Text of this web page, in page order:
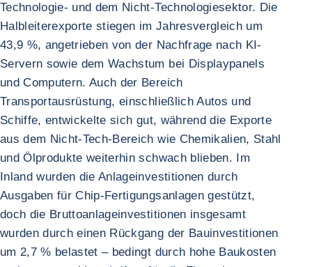
Technologie- und dem Nicht-Technologiesektor. Die
Halbleiterexporte stiegen im Jahresvergleich um
43,9 %, angetrieben von der Nachfrage nach KI-
Servern sowie dem Wachstum bei Displaypanels
und Computern. Auch der Bereich
Transportausrüstung, einschließlich Autos und
Schiffe, entwickelte sich gut, während die Exporte
aus dem Nicht-Tech-Bereich wie Chemikalien, Stahl
und Ölprodukte weiterhin schwach blieben. Im
Inland wurden die Anlageinvestitionen durch
Ausgaben für Chip-Fertigungsanlagen gestützt,
doch die Bruttoanlageinvestitionen insgesamt
wurden durch einen Rückgang der Bauinvestitionen
um 2,7 % belastet – bedingt durch hohe Baukosten